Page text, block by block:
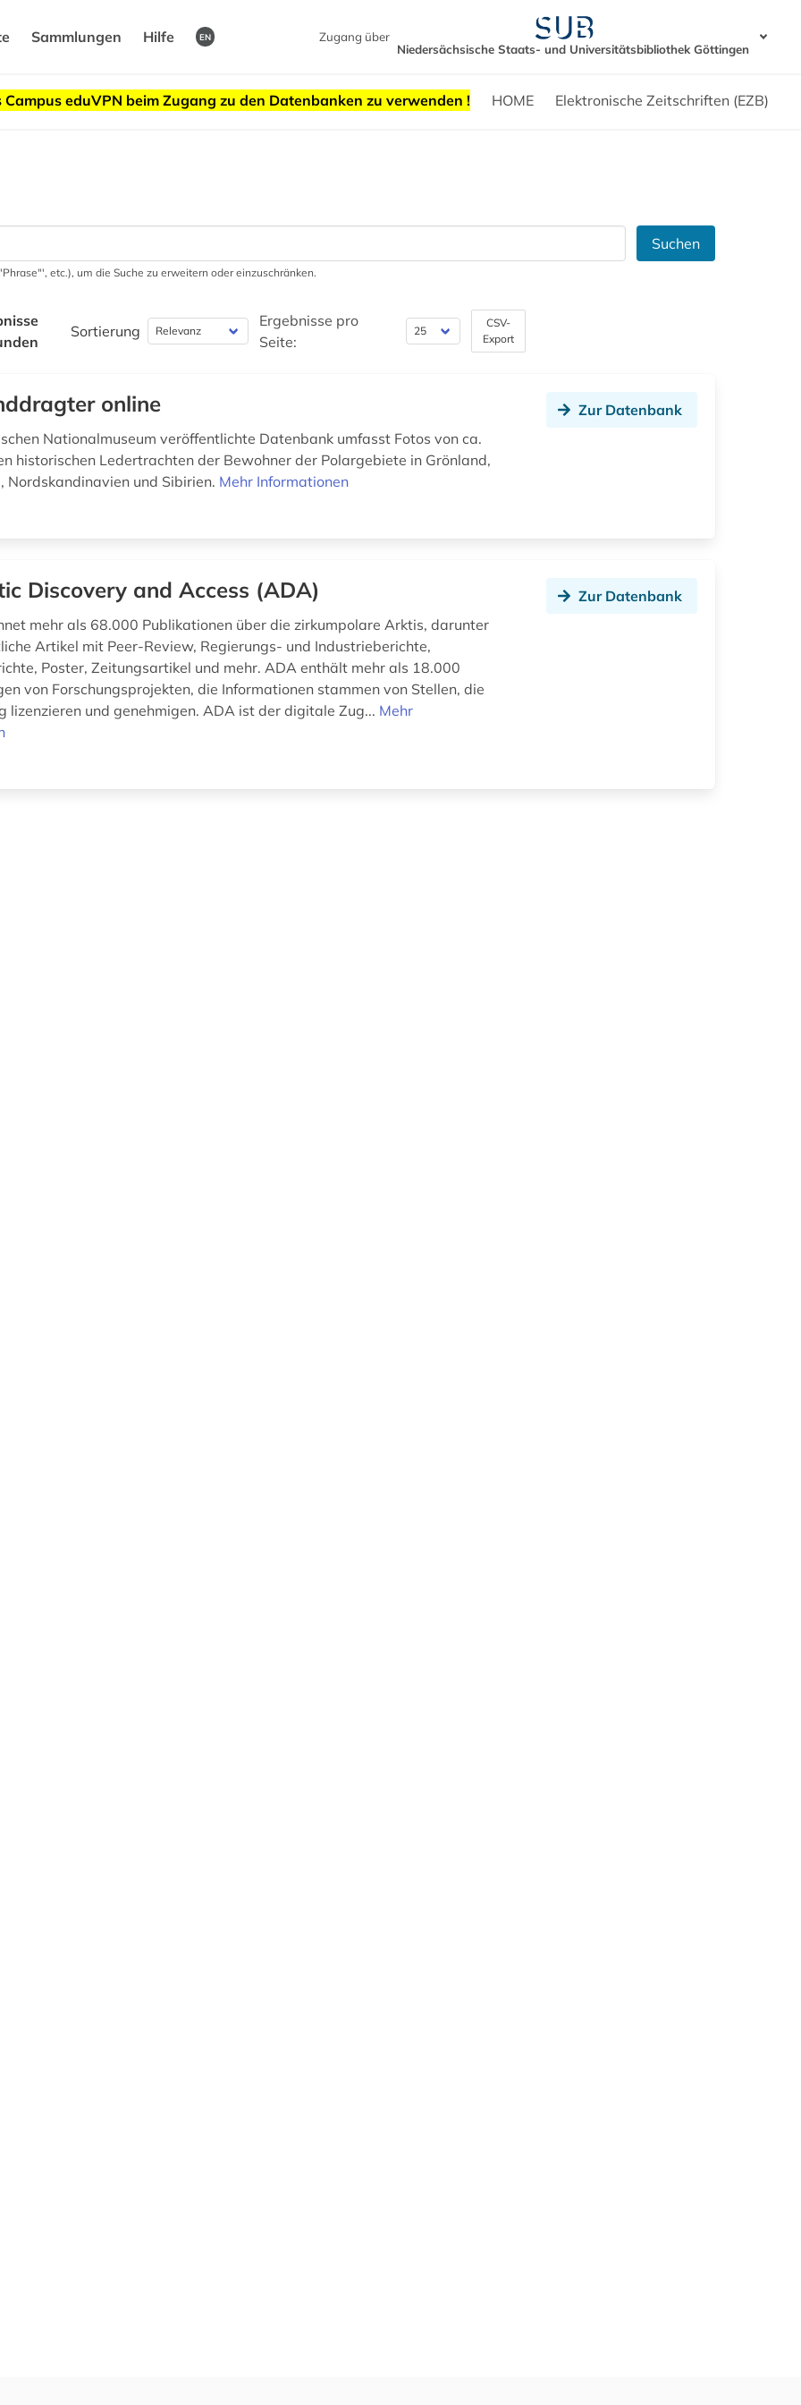
Sammlungen Hilfe EN
Zugang über
Niedersächsische Staats- und Universitätsbibliothek Göttingen
eduVPN beim Zugang zu den Datenbanken zu verwenden ! HOME Elektronische Zeitschriften (EZB)
Suchen
etc.), um die Suche zu erweitern oder einzuschränken.
Sortierung
Ergebnisse pro
Seite:
CSV-
Export
online
Nationalmuseum veröffentlichte Datenbank umfasst Fotos von ca.
historischen Ledertrachten der Bewohner der Polargebiete in Grönland,
Nordskandinavien und Sibirien. Mehr Informationen
Zur Datenbank
Discovery and Access (ADA)
mehr als 68.000 Publikationen über die zirkumpolare Arktis, darunter
Artikel mit Peer-Review, Regierungs- und Industrieberichte,
Poster, Zeitungsartikel und mehr. ADA enthält mehr als 18.000
von Forschungsprojekten, die Informationen stammen von Stellen, die
lizenzieren und genehmigen. ADA ist der digitale Zug... Mehr
Zur Datenbank